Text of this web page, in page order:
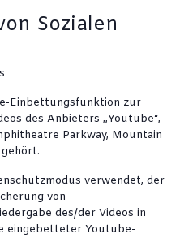
Sozialen
Einbettungsfunktion zur
des Anbieters „Youtube“,
Parkway, Mountain
gehört.
verwendet, der
von
des/der Videos in
eingebetteter Youtube-